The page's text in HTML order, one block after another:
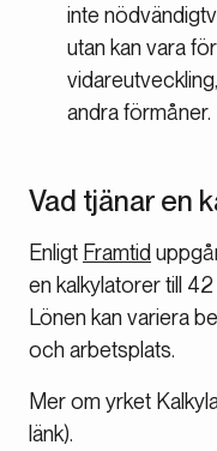
inte
utan kan vara
andra förmåner.
Vad tjänar en
Enligt Framtid
en kalkylatorer till
Lönen kan variera
och arbetsplats.
Mer om yrket
länk).